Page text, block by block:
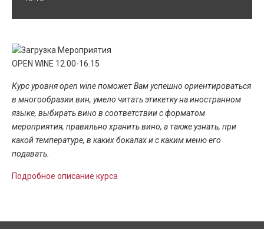
OPEN WINE 12.00-16.15
Курс уровня open wine поможет Вам успешно ориентироваться
в многообразии вин, умело читать этикетку на иностранном
языке, выбирать вино в соответствии с форматом
мероприятия, правильно хранить вино, а также узнать, при
какой температуре, в каких бокалах и с каким меню его
подавать.
Подробное описание курса